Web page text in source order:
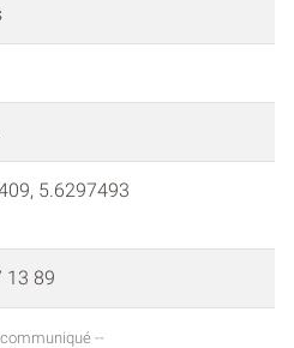
5.6297493
13 89
--